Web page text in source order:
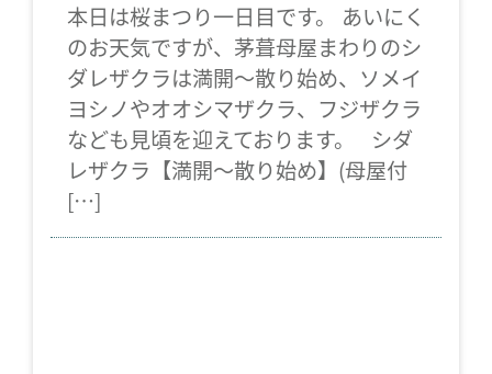
本日は桜まつり一日目です。 あいにく
のお天気ですが、茅葺母屋まわりのシ
ダレザクラは満開～散り始め、ソメイ
ヨシノやオオシマザクラ、フジザクラ
なども見頃を迎えております。 シダ
レザクラ【満開～散り始め】(母屋付
[…]